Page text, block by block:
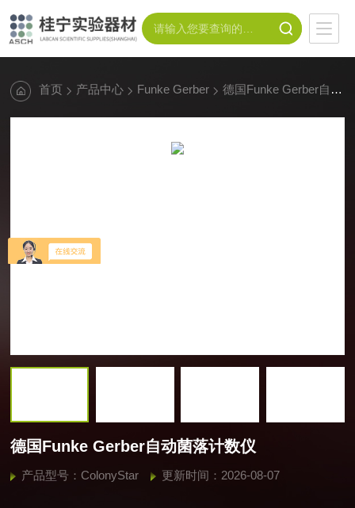
首页 产品中心 Funke Gerber 德国Funke Gerber自动菌落计数仪
德国Funke Gerber自动菌落计数仪
产品型号：ColonyStar 更新时间：2026-08-07